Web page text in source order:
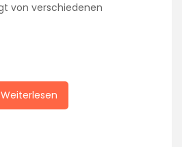
von verschiedenen
Weiterlesen